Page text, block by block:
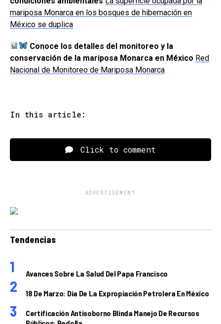
mariposa Monarca en los bosques de hibernación en
México se duplica
Conoce los detalles del monitoreo y la
conservación de la mariposa Monarca en México Red
Nacional de Monitoreo de Mariposa Monarca
In this article:
Click to comment
ADVERTISEMENT
Tendencias
Avances Sobre La Salud Del Papa Francisco
18 De Marzo: Día De La Expropiación Petrolera En México
Certificación Antisoborno Blinda Manejo De Recursos